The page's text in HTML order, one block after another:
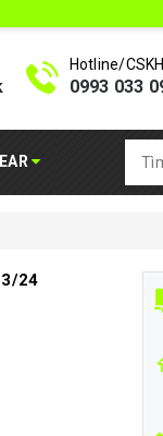
Hotline/
0993 033
24